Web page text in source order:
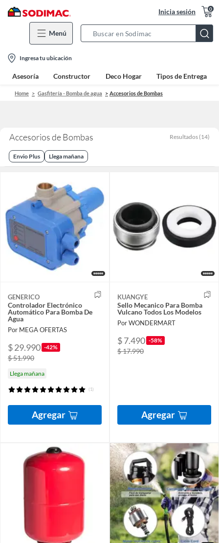
Inicia sesión 0
Menú
Bar
location-
icon
Ingresa tu ubicación
Asesoría Constructor Deco Hogar Tipos de Entrega
Home Gasfitería - Bomba de agua Accesorios de Bombas
Accesorios de Bombas Resultados (14)
Envio Plus Llega mañana
GENERICO
Controlador Electrónico
Automático Para Bomba De
Agua
Por MEGA OFERTAS
$ 29.990 -42%
$ 51.990
Llega mañana
(1)
Agregar
KUANGYE
Sello Mecanico Para Bomba
Vulcano Todos Los Modelos
Por WONDERMART
$ 7.490 -58%
$ 17.990
Agregar